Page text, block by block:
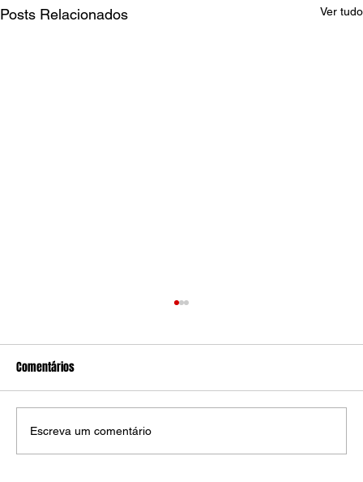
Posts Relacionados Ver tudo
Comentários
Escreva um comentário